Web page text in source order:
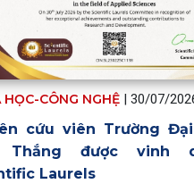
HỌC-CÔNG NGHỆ | 30/07/
cứu viên Trường
Thắng được vinh
Laurels